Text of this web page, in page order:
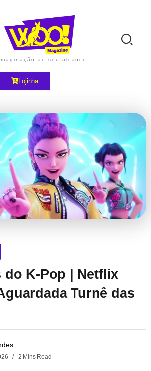
ao seu alcance
Lojinha
do K-Pop | Netflix
Turnê das
2 Mins Read